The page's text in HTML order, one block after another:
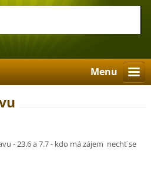
Menu
- 23.6 a 7.7 - kdo má zájem nechť se